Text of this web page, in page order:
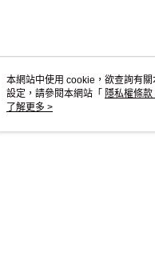
本網站中使用 cookie，欲查詢有
設定，請參閱本網站「 隱私權條款
使用 cookie。
了解更多 >